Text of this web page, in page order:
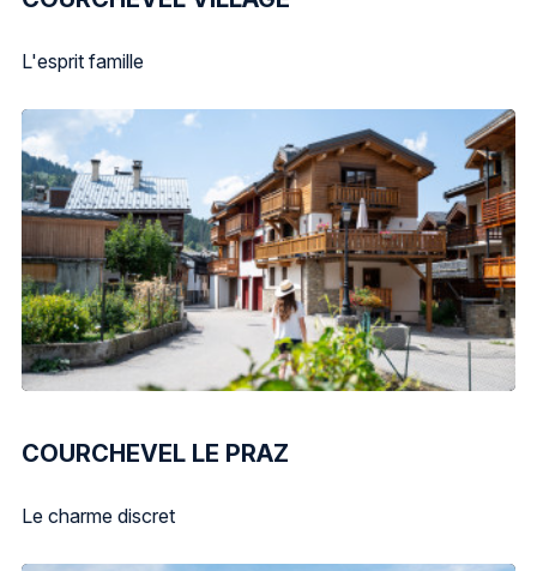
L'esprit famille
Le charme discret
COURCHEVEL LE PRAZ